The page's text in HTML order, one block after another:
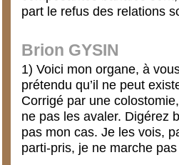
part le refus des relations
Brion GYSIN
1) Voici mon organe, à
prétendu qu’il ne peut
Corrigé par une
ne pas les avaler. Digérez
pas mon cas. Je les vois,
parti-pris, je ne marche